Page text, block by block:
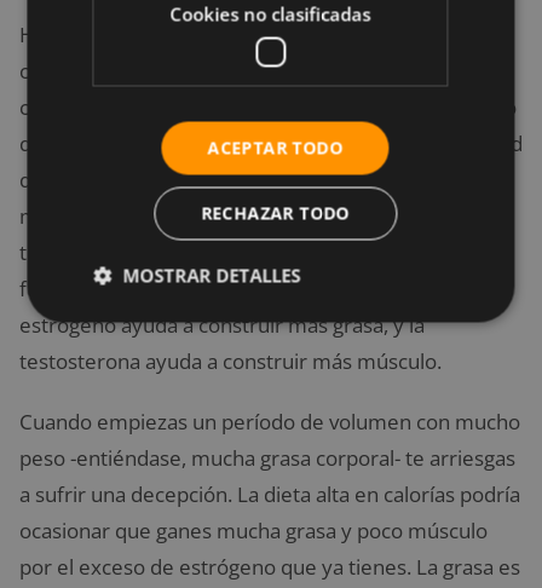
Hablemos un poco sobre la grasa corporal. Nuestro
cuerpo funciona como una máquina que se adapta a
casi cualquier circunstancia. Cuando tenemos exceso
de peso y grasa corporal, producimos mayor cantidad
de estrógeno; mientras que cuando acumulamos
menos grasa, producimos mástestosterona
términos de entrenamiento, ambas hormonas
funcionan de forma antagonista. Básicamente, el
estrógeno ayuda a construir más grasa, y la
testosterona ayuda a construir más músculo.
Cuando empiezas un período de volumen con mucho
peso -entiéndase, mucha grasa corporal- te arriesgas
a sufrir una decepción. La dieta alta en calorías podría
ocasionar que ganes mucha grasa y poco músculo
por el exceso de estrógeno que ya tienes. La grasa es
Cookies no clasificadas
ACEPTAR TODO
RECHAZAR TODO
MOSTRAR DETALLES